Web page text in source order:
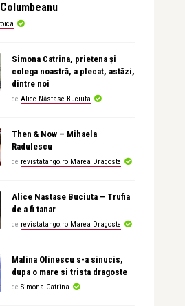
Simona Catrina, prietena și
colega noastră, a plecat, astăzi,
dintre noi
de Alice Năstase Buciuta
Then & Now – Mihaela
Radulescu
de revistatango.ro Marea Dragoste
Alice Nastase Buciuta – Trufia
de a fi tanar
de revistatango.ro Marea Dragoste
Malina Olinescu s-a sinucis,
dupa o mare si trista dragoste
de Simona Catrina